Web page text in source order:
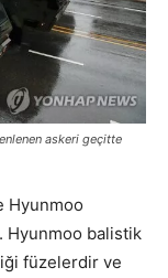
askeri geçitte
Hyunmoo
Hyunmoo balistik
füzelerdir ve